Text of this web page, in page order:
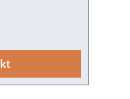
der
die
312
Preis: